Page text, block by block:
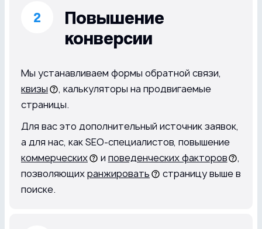
Повышение
конверсии
Мы устанавливаем формы обратной связи,
квизы
, калькуляторы на продвигаемые
страницы.
Для вас это дополнительный источник заявок,
а для нас, как SEO-специалистов, повышение
коммерческих
и поведенческих факторов
,
позволяющихранжировать
страницу выше в
поиске.